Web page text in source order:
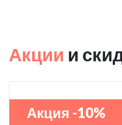
Акции и
Акция -10%